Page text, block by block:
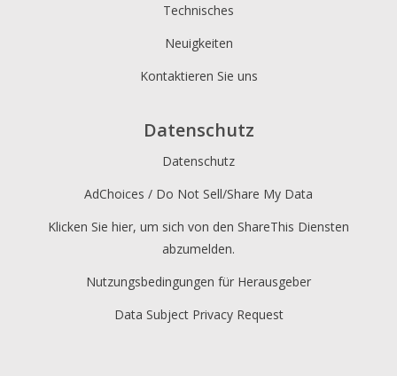
Technisches
Neuigkeiten
Kontaktieren Sie uns
Datenschutz
Datenschutz
AdChoices / Do Not Sell/Share My Data
Klicken Sie hier, um sich von den ShareThis Diensten
abzumelden.
Nutzungsbedingungen für Herausgeber
Data Subject Privacy Request